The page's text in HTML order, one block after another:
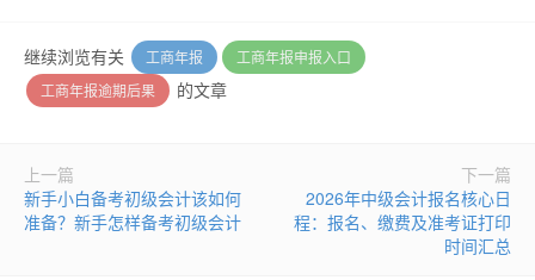
继续浏览有关 工商年报
工商年报申报入口
工商年报逾期后果
的文章
上一篇
新手小白备考初级会计该如何
准备？新手怎样备考初级会计
下一篇
2026年中级会计报名核心日
程：报名、缴费及准考证打印
时间汇总